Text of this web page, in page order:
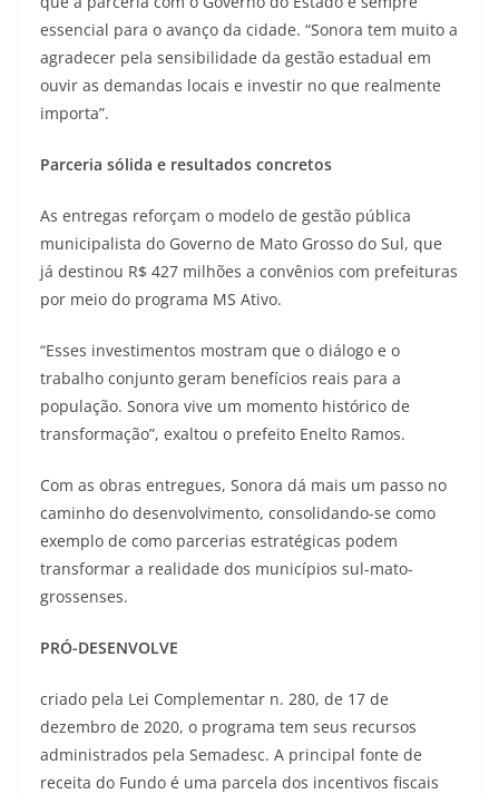
essencial para o avanço da cidade. “Sonora tem muito a
agradecer pela sensibilidade da gestão estadual em
ouvir as demandas locais e investir no que realmente
importa”.
Parceria sólida e resultados concretos
As entregas reforçam o modelo de gestão pública
municipalista do Governo de Mato Grosso do Sul, que
já destinou R$ 427 milhões a convênios com prefeituras
por meio do programa MS Ativo.
“Esses investimentos mostram que o diálogo e o
trabalho conjunto geram benefícios reais para a
população. Sonora vive um momento histórico de
transformação”, exaltou o prefeito Enelto Ramos.
Com as obras entregues, Sonora dá mais um passo no
caminho do desenvolvimento, consolidando-se como
exemplo de como parcerias estratégicas podem
transformar a realidade dos municípios sul-mato-
grossenses.
PRÓ-DESENVOLVE
criado pela Lei Complementar n. 280, de 17 de
dezembro de 2020, o programa tem seus recursos
administrados pela Semadesc. A principal fonte de
receita do Fundo é uma parcela dos incentivos fiscais